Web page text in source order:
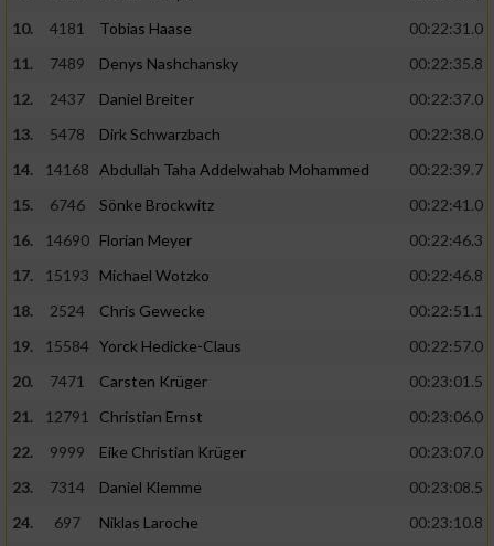
10.
4181 Tobias Haase
00:22:31.0
11.
7489 Denys Nashchansky
00:22:35.8
12.
2437 Daniel Breiter
00:22:37.0
13.
5478 Dirk Schwarzbach
00:22:38.0
14.
14168 Abdullah Taha Addelwahab Mohammed
00:22:39.7
15.
6746 Sönke Brockwitz
00:22:41.0
16.
14690 Florian Meyer
00:22:46.3
17.
15193 Michael Wotzko
00:22:46.8
18.
2524 Chris Gewecke
00:22:51.1
19.
15584 Yorck Hedicke-Claus
00:22:57.0
20.
7471 Carsten Krüger
00:23:01.5
21.
12791 Christian Ernst
00:23:06.0
22.
9999 Eike Christian Krüger
00:23:07.0
23.
7314 Daniel Klemme
00:23:08.5
24.
697 Niklas Laroche
00:23:10.8